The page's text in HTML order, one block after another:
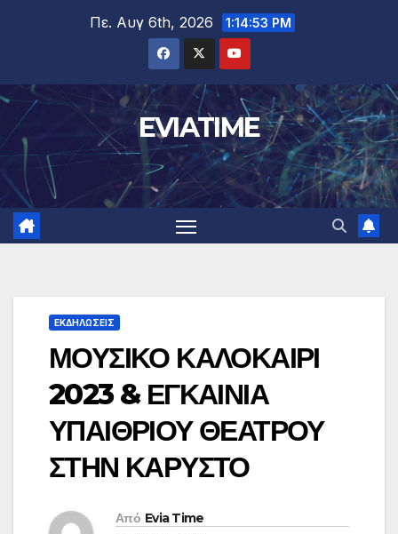
Πε. Αυγ 6th, 2026 1:14:54 PM
EVIATIME
ΕΚΔΗΛΩΣΕΙΣ
ΜΟΥΣΙΚΟ ΚΑΛΟΚΑΙΡΙ
2023 & ΕΓΚΑΙΝΙΑ
ΥΠΑΙΘΡΙΟΥ ΘΕΑΤΡΟΥ
ΣΤΗΝ ΚΑΡΥΣΤΟ
Από Evia Time